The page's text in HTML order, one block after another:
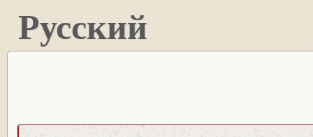
Русский